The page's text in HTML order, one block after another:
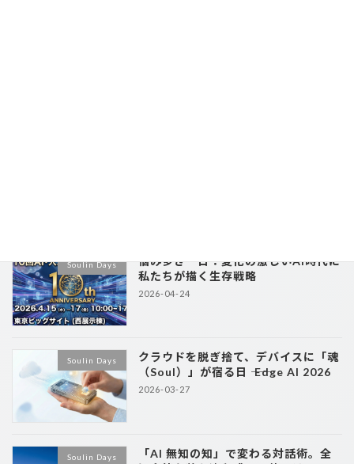
Soulin Days
悩み多き一日：変化の激しいAI時代に
私たちが描く生存戦略
2026-04-24
Soulin Days
クラウドを脱ぎ捨て、デバイスに「魂
（Soul）」が宿る日 ―― Edge AI 2026
2026-03-27
Soulin Days
「AI 無知の知」で変わる対話術。全